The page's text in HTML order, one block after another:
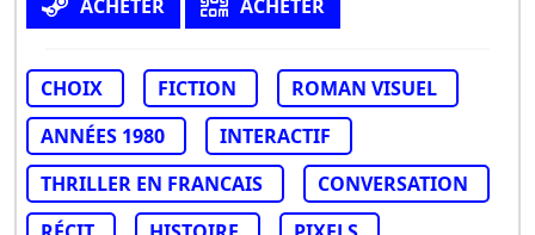
ACHETER ACHETER
CHOIX FICTION
ROMAN VISUEL
ANNÉES 1980
INTERACTIF
THRILLER EN FRANCAIS
CONVERSATION